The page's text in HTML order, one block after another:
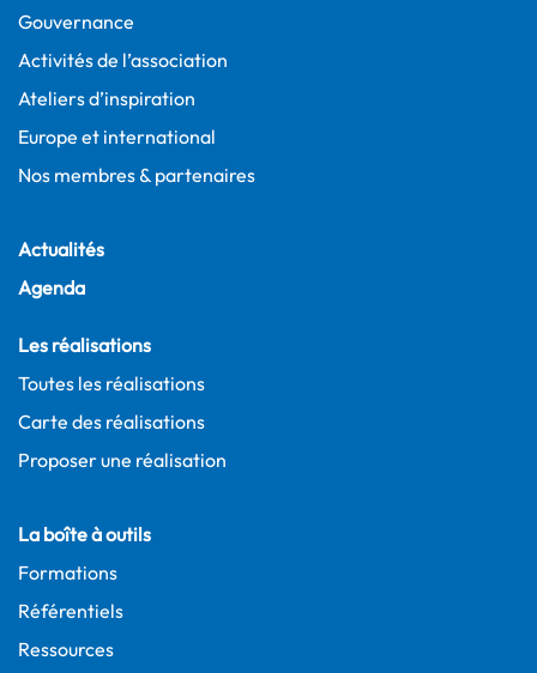
Gouvernance
Activités de l’association
Ateliers d’inspiration
Europe et international
Nos membres & partenaires
Actualités
Agenda
Les réalisations
Toutes les réalisations
Carte des réalisations
Proposer une réalisation
La boîte à outils
Formations
Référentiels
Ressources